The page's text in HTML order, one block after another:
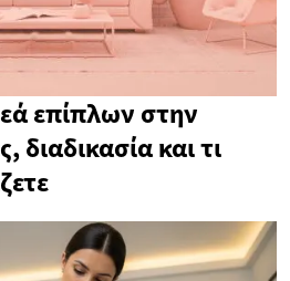
επίπλων στην
διαδικασία και τι